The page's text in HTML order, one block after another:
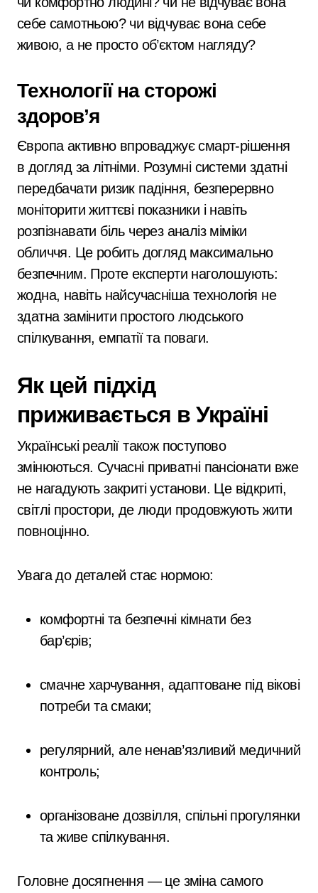
себе самотньою? чи відчуває вона себе
живою, а не просто об’єктом нагляду?
Технології на сторожі
здоров’я
Європа активно впроваджує смарт-рішення
в догляд за літніми. Розумні системи здатні
передбачати ризик падіння, безперервно
моніторити життєві показники і навіть
розпізнавати біль через аналіз міміки
обличчя. Це робить догляд максимально
безпечним. Проте експерти наголошують:
жодна, навіть найсучасніша технологія не
здатна замінити простого людського
спілкування, емпатії та поваги.
Як цей підхід
приживається в Україні
Українські реалії також поступово
змінюються. Сучасні приватні пансіонати вже
не нагадують закриті установи. Це відкриті,
світлі простори, де люди продовжують жити
повноцінно.
Увага до деталей стає нормою:
комфортні та безпечні кімнати без
бар’єрів;
смачне харчування, адаптоване під вікові
потреби та смаки;
регулярний, але ненав’язливий медичний
контроль;
організоване дозвілля, спільні прогулянки
та живе спілкування.
Головне досягнення — це зміна самого